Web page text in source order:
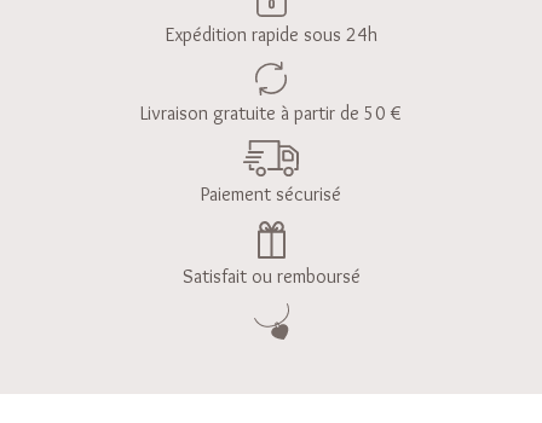
Expédition rapide sous 24h
Livraison gratuite à partir de 50 €
Paiement sécurisé
Satisfait ou remboursé